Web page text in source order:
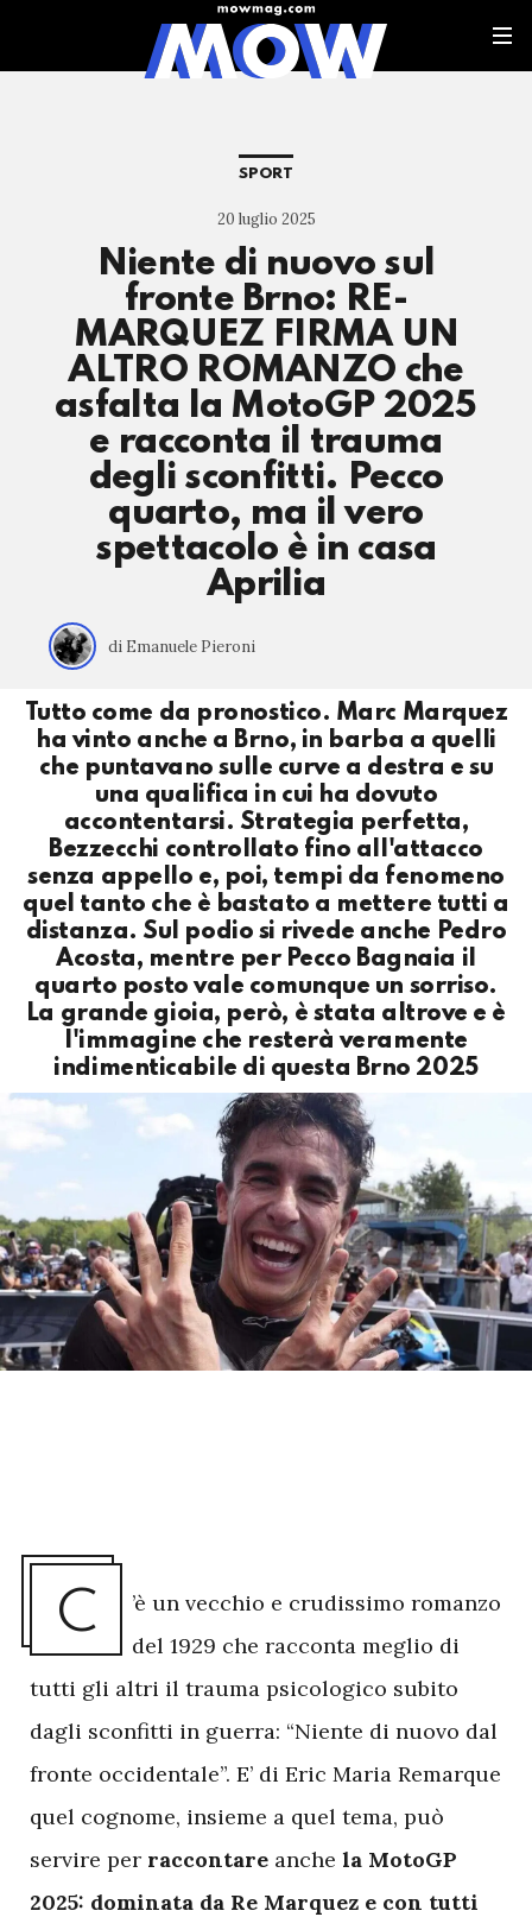
SPORT
20 luglio 2025
Niente di nuovo sul
fronte Brno: RE-
MARQUEZ FIRMA UN
ALTRO ROMANZO che
asfalta la MotoGP 2025
e racconta il trauma
degli sconfitti. Pecco
quarto, ma il vero
spettacolo è in casa
Aprilia
di Emanuele Pieroni
Tutto come da pronostico. Marc Marquez
ha vinto anche a Brno, in barba a quelli
che puntavano sulle curve a destra e su
una qualifica in cui ha dovuto
accontentarsi. Strategia perfetta,
Bezzecchi controllato fino all'attacco
senza appello e, poi, tempi da fenomeno
quel tanto che è bastato a mettere tutti a
distanza. Sul podio si rivede anche Pedro
Acosta, mentre per Pecco Bagnaia il
quarto posto vale comunque un sorriso.
La grande gioia, però, è stata altrove e è
l'immagine che resterà veramente
indimenticabile di questa Brno 2025
C
’è un vecchio e crudissimo romanzo
del 1929 che racconta meglio di
tutti gli altri il trauma psicologico subito
dagli sconfitti in guerra: “Niente di nuovo dal
fronte occidentale”. E’ di Eric Maria Remarque
quel cognome, insieme a quel tema, può
servire per raccontare anche la MotoGP
2025: dominata da Re Marquez e con tutti